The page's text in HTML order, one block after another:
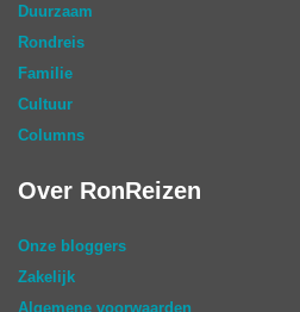
Duurzaam
Rondreis
Familie
Cultuur
Columns
Over RonReizen
Onze bloggers
Zakelijk
Algemene voorwaarden